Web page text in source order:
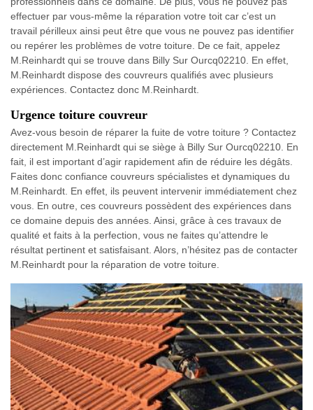
effectuer par vous-même la réparation votre toit car c’est un
travail périlleux ainsi peut être que vous ne pouvez pas identifier
ou repérer les problèmes de votre toiture. De ce fait, appelez
M.Reinhardt qui se trouve dans Billy Sur Ourcq02210. En effet,
M.Reinhardt dispose des couvreurs qualifiés avec plusieurs
expériences. Contactez donc M.Reinhardt.
Urgence toiture couvreur
Avez-vous besoin de réparer la fuite de votre toiture ? Contactez
directement M.Reinhardt qui se siège à Billy Sur Ourcq02210. En
fait, il est important d’agir rapidement afin de réduire les dégâts.
Faites donc confiance couvreurs spécialistes et dynamiques du
M.Reinhardt. En effet, ils peuvent intervenir immédiatement chez
vous. En outre, ces couvreurs possèdent des expériences dans
ce domaine depuis des années. Ainsi, grâce à ces travaux de
qualité et faits à la perfection, vous ne faites qu’attendre le
résultat pertinent et satisfaisant. Alors, n’hésitez pas de contacter
M.Reinhardt pour la réparation de votre toiture.